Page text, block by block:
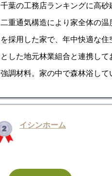
千葉の工務店ランキングに高砂
二重通気構造により家全体の
を採用した家で、年中快適な
とした地元林業組合と連携し
強調材料。家の中で森林浴して
イシンホーム